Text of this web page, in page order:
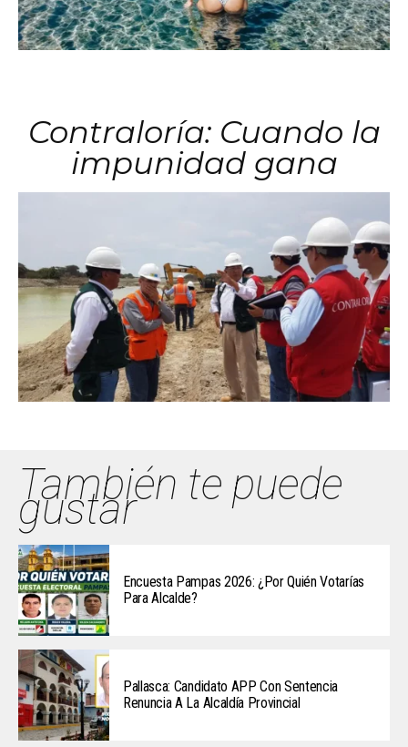
Contraloría: Cuando la
impunidad gana
También te puede
gustar
Encuesta Pampas 2026: ¿Por Quién Votarías
Para Alcalde?
Pallasca: Candidato APP Con Sentencia
Renuncia A La Alcaldía Provincial